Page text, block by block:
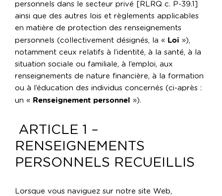
personnels dans le secteur privé [RLRQ c. P-39.1]
ainsi que des autres lois et règlements applicables
en matière de protection des renseignements
personnels (collectivement désignés, la « Loi »),
notamment ceux relatifs à l’identité, à la santé, à la
situation sociale ou familiale, à l’emploi, aux
renseignements de nature financière, à la formation
ou à l’éducation des individus concernés (ci-après :
un « Renseignement personnel »).
ARTICLE 1 –
RENSEIGNEMENTS
PERSONNELS RECUEILLIS
Lorsque vous naviguez sur notre site Web,